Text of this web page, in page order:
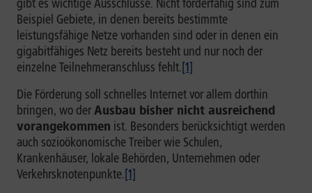
gibt es wichtige Ausschlüsse. Nicht förderfähig sind zum
Beispiel Gebiete, in denen bereits bestimmte
leistungsfähige Netze vorhanden sind oder in denen ein
gigabitfähiges Netz bereits besteht und nur noch der
einzelne Teilnehmeranschluss fehlt.[1]
Die Förderung soll schnelles Internet vor allem dorthin
bringen, wo derAusbau bisher nicht ausreichend
vorangekommen ist. Besonders berücksichtigt werden
auch sozioökonomische Treiber wie Schulen,
Krankenhäuser, lokale Behörden, Unternehmen oder
Verkehrsknotenpunkte.[1]